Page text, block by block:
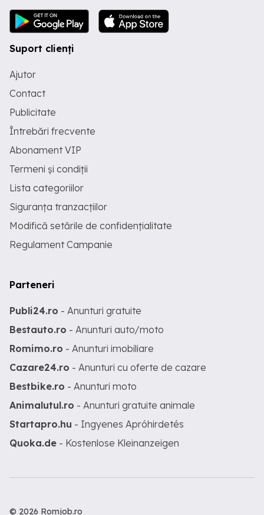
Suport clienți
Ajutor
Contact
Publicitate
Întrebări frecvente
Abonament VIP
Termeni și condiții
Lista categoriilor
Siguranța tranzacțiilor
Modifică setările de confidențialitate
Regulament Campanie
Parteneri
Publi24.ro - Anunturi gratuite
Bestauto.ro - Anunturi auto/moto
Romimo.ro - Anunturi imobiliare
Cazare24.ro - Anunturi cu oferte de cazare
Bestbike.ro - Anunturi moto
Animalutul.ro - Anunturi gratuite animale
Startapro.hu - Ingyenes Apróhirdetés
Quoka.de - Kostenlose Kleinanzeigen
© 2026 Romjob.ro